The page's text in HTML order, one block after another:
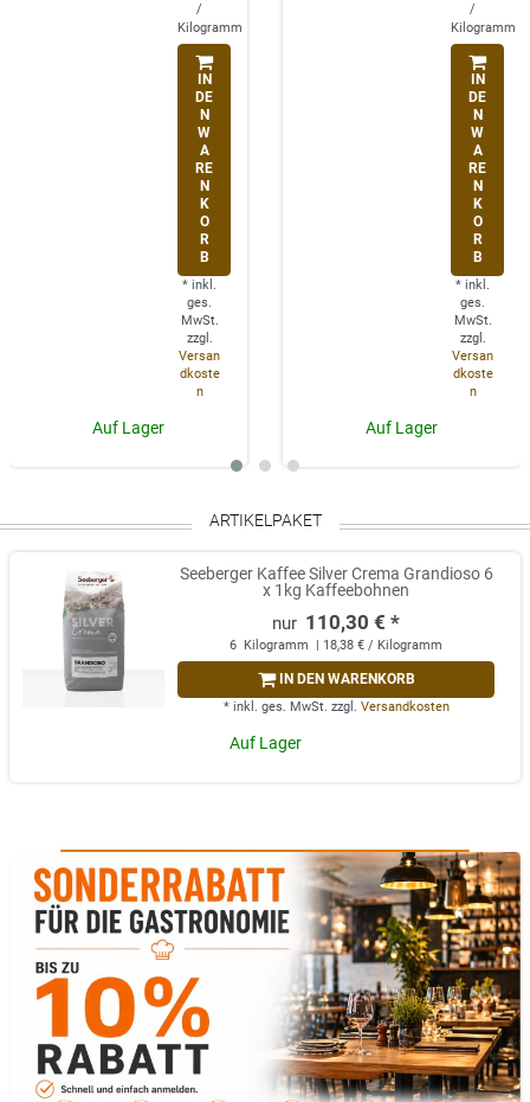
/
Kilogramm
IN
DE
N
W
A
RE
N
K
O
R
B
* inkl.
ges.
MwSt.
zzgl.
Versan
dkoste
n
Auf Lager
/
Kilogramm
IN
DE
N
W
A
RE
N
K
O
R
B
* inkl.
ges.
MwSt.
zzgl.
Versan
dkoste
n
Auf Lager
ARTIKELPAKET
Seeberger Kaffee Silver Crema Grandioso 6
x 1kg Kaffeebohnen
110,30 € *
6 Kilogramm | 18,38 € / Kilogramm
IN DEN WARENKORB
* inkl. ges. MwSt. zzgl. Versandkosten
Auf Lager